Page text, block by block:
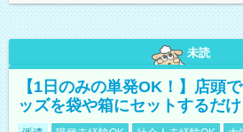
未読
【1日のみの単発OK！】店頭
ッズを袋や箱にセットするだけ